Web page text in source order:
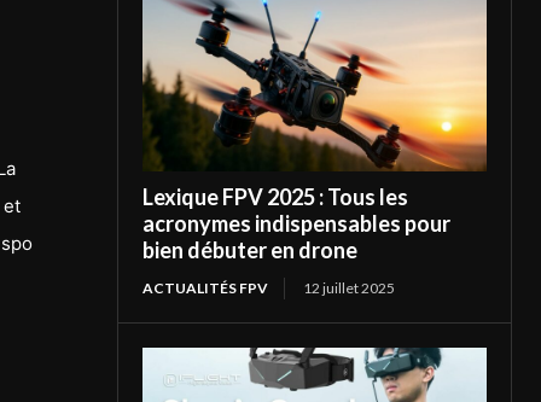
et
Lexique FPV 2025 : Tous les
acronymes indispensables pour
bien débuter en drone
ACTUALITÉS FPV 12 juillet 2025